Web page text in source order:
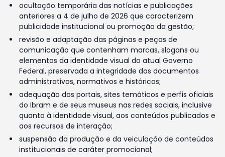
ocultação temporária das notícias e publicações
anteriores a 4 de julho de 2026 que caracterizem
publicidade institucional ou promoção da gestão;
revisão e adaptação das páginas e peças de
comunicação que contenham marcas, slogans ou
elementos da identidade visual do atual Governo
Federal, preservada a integridade dos documentos
administrativos, normativos e históricos;
adequação dos portais, sites temáticos e perfis oficiais
do Ibram e de seus museus nas redes sociais, inclusive
quanto à identidade visual, aos conteúdos publicados e
aos recursos de interação;
suspensão da produção e da veiculação de conteúdos
institucionais de caráter promocional;